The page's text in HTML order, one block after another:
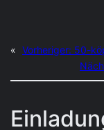
« Vorheriger: 50-